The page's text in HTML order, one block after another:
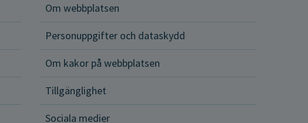
Om webbplatsen
Personuppgifter och dataskydd
Om kakor på webbplatsen
Tillgänglighet
Sociala medier